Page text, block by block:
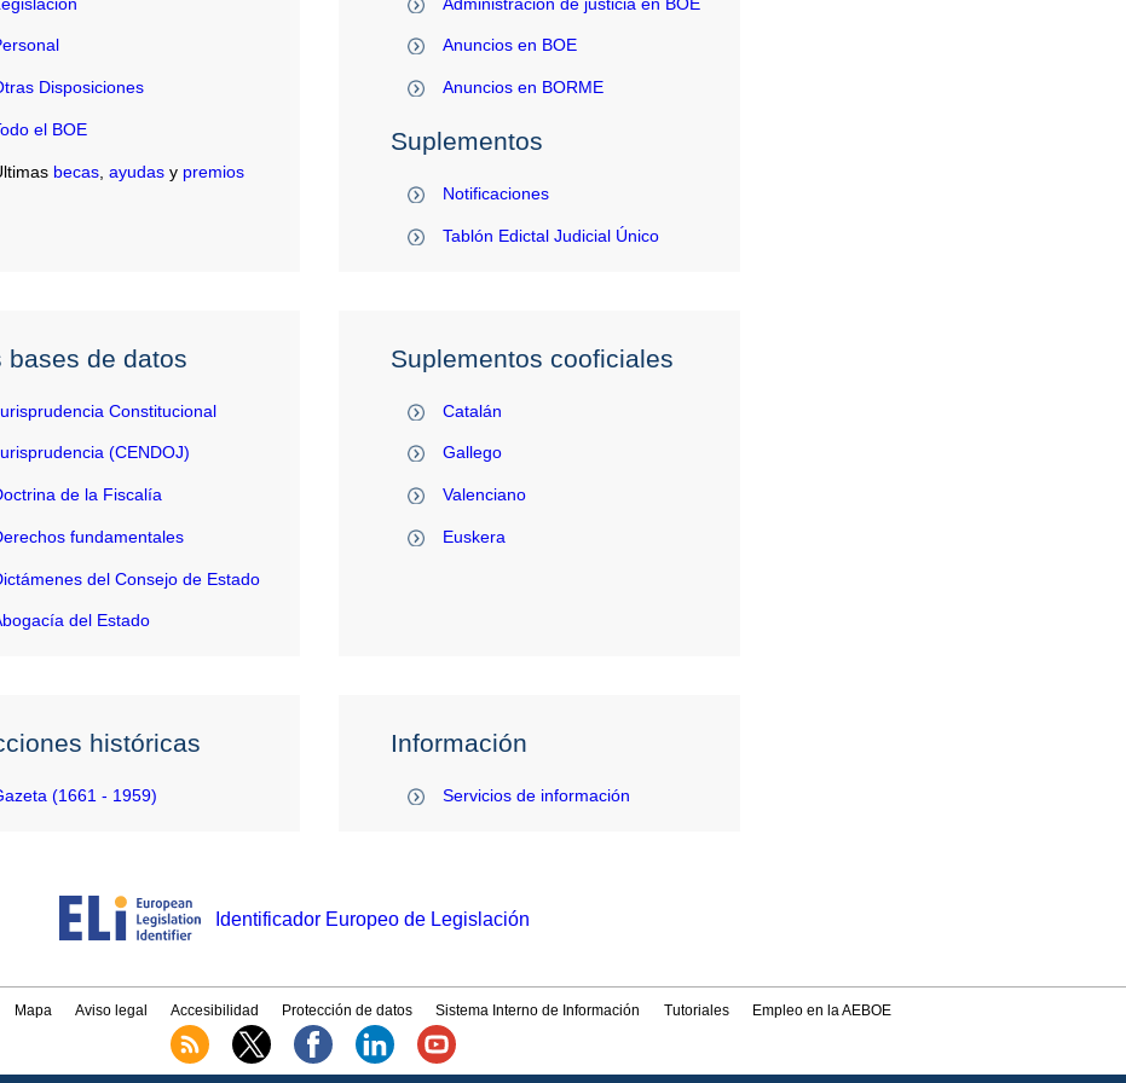
Disposiciones
el BOE
becas, ayudasy premios
Anuncios en BOE
Anuncios en BORME
Suplementos
Notificaciones
Tablón Edictal Judicial Único
bases de datos
Constitucional
(CENDOJ)
de la Fiscalía
fundamentales
del Consejo de Estado
del Estado
Suplementos cooficiales
Catalán
Gallego
Valenciano
Euskera
históricas
(1661 - 1959)
Información
Servicios de información
Identificador Europeo de Legislación
Mapa Aviso legal Accesibilidad Protección de datos Sistema Interno de Información Tutoriales Empleo en la AEBOE